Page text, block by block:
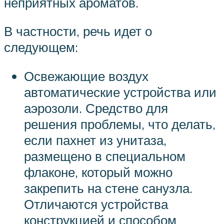
В частности, речь идет о
следующем:
Освежающие воздух
автоматические устройства или
аэрозоли. Средство для
решения проблемы, что делать,
если пахнет из унитаза,
размещено в специальном
флаконе, который можно
закрепить на стене санузла.
Отличаются устройства
конструкцией и способом